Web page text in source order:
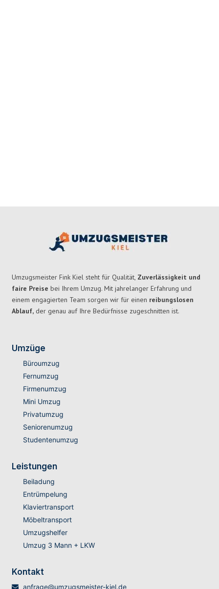
Umzugsmeister Fink Kiel steht für Qualität, Zuverlässigkeit und
faire Preise bei Ihrem Umzug. Mit jahrelanger Erfahrung und
einem engagierten Team sorgen wir für einen reibungslosen
Ablauf, der genau auf Ihre Bedürfnisse zugeschnitten ist.
Umzüge
Büroumzug
Fernumzug
Firmenumzug
Mini Umzug
Privatumzug
Seniorenumzug
Studentenumzug
Leistungen
Beiladung
Entrümpelung
Klaviertransport
Möbeltransport
Umzugshelfer
Umzug 3 Mann + LKW
Kontakt
anfrage@umzugsmeister-kiel.de